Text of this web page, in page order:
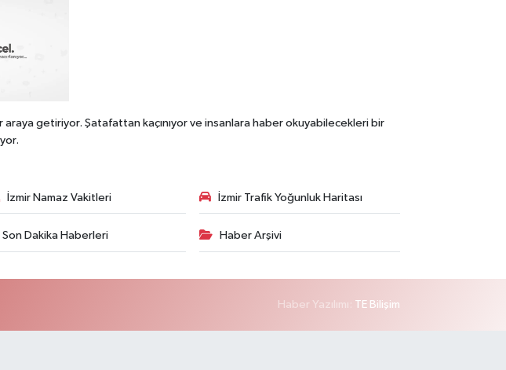
getiriyor. Şatafattan kaçınıyor ve insanlara haber okuyabilecekleri bir
İzmir Namaz Vakitleri İzmir Trafik Yoğunluk Haritası
Son Dakika Haberleri Haber Arşivi
Haber Yazılımı: TE Bilişim